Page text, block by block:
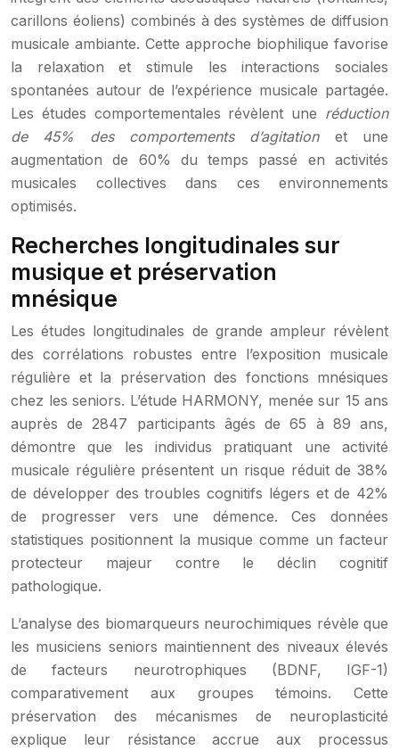
carillons éoliens) combinés à des systèmes de diffusion
musicale ambiante. Cette approche biophilique favorise
la relaxation et stimule les interactions sociales
spontanées autour de l’expérience musicale partagée.
Les études comportementales révèlent une réduction
de 45% des comportements d’agitationet une
augmentation de 60% du temps passé en activités
musicales collectives dans ces environnements
optimisés.
Recherches longitudinales sur
musique et préservation
mnésique
Les études longitudinales de grande ampleur révèlent
des corrélations robustes entre l’exposition musicale
régulière et la préservation des fonctions mnésiques
chez les seniors. L’étude HARMONY, menée sur 15 ans
auprès de 2847 participants âgés de 65 à 89 ans,
démontre que les individus pratiquant une activité
musicale régulière présentent un risque réduit de 38%
de développer des troubles cognitifs légers et de 42%
de progresser vers une démence. Ces données
statistiques positionnent la musique comme un facteur
protecteur majeur contre le déclin cognitif
pathologique.
L’analyse des biomarqueurs neurochimiques révèle que
les musiciens seniors maintiennent des niveaux élevés
de facteurs neurotrophiques (BDNF, IGF-1)
comparativement aux groupes témoins. Cette
préservation des mécanismes de neuroplasticité
explique leur résistance accrue aux processus